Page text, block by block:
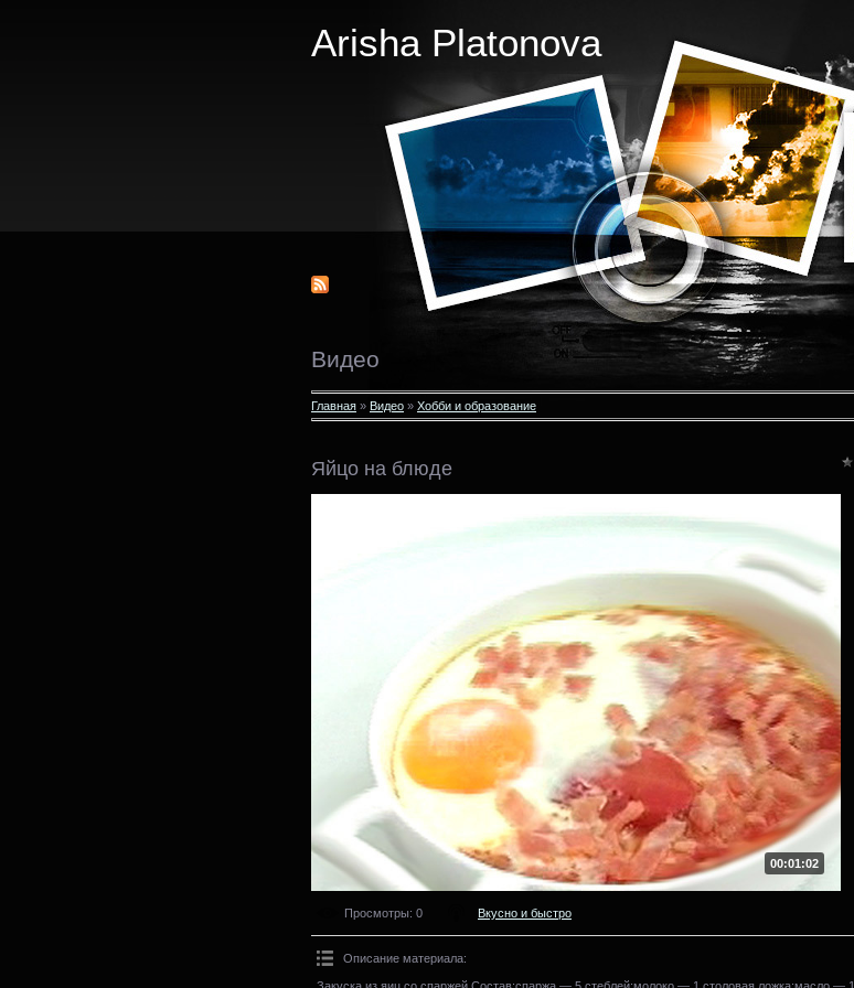
Arisha Platonova
Видео
Главная » Видео » Хобби и образование
Яйцо на блюде
00:01:02
Просмотры: 0 Вкусно и быстро
Описание материала:
Закуска из яиц со спаржей.Состав:спаржа — 5 стеблей;молоко — 1 столовая ложка;масло — 1